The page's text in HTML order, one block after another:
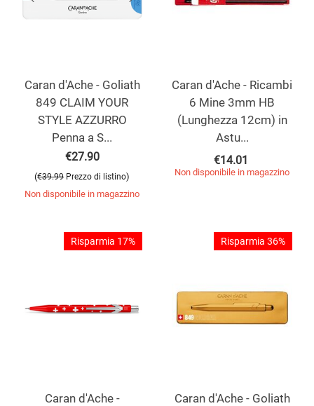
Caran d'Ache - Goliath
849 CLAIM YOUR
STYLE AZZURRO
Penna a S...
€27.90
(€39.99 Prezzo di listino)
Non disponibile in magazzino
Caran d'Ache - Ricambi
6 Mine 3mm HB
(Lunghezza 12cm) in
Astu...
€14.01
Non disponibile in magazzino
Risparmia 17%
Caran d'Ache -
Risparmia 36%
Caran d'Ache - Goliath